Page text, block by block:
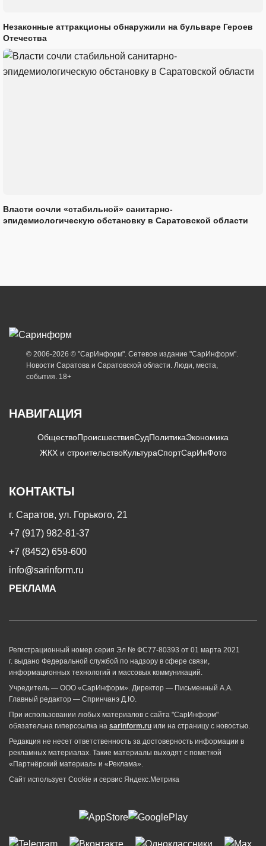
Незаконные аттракционы обнаружили на бульваре Героев
Отечества
Власти сочли «стабильной» санитарно-
эпидемиологическую обстановку в Саратовской области
© 2006-2026 © "СарИнформ". Сетевое издание "СарИнформ".
Новости Саратова и Саратовской области. Люди, места,
события. 18+
НАВИГАЦИЯ
ОбществоПроисшествияСудПолитикаЭкономика
ЖКХ и строительствоКультураСпортСарИнФото
КОНТАКТЫ
г. Саратов, ул. Горького, 21
+7 (917) 982-81-37
+7 (8452) 659-600
info@sarinform.ru
РЕКЛАМА
Регистрационный номер серия Эл № ФС77-80393 от 01 марта 2021
г. выдано Федеральной службой по надзору в сфере связи,
информационных технологий и массовых коммуникаций.
Учредитель — ООО «СарИнформ». Директор — Письменный А.А.
Главный редактор — Спринчанэ Д.Ю.
При использовании любых материалов с сайта "СарИнформ"
обязательна гиперссылка на sarinform.ru или на страницу с новостью.
Редакция не несет ответственность за достоверность информации в
рекламных материалах. Такие материалы выходят с пометкой
«Партнёрский материал» и «Реклама».
Сайт использует Cookie и сервиc Яндекс.Метрика